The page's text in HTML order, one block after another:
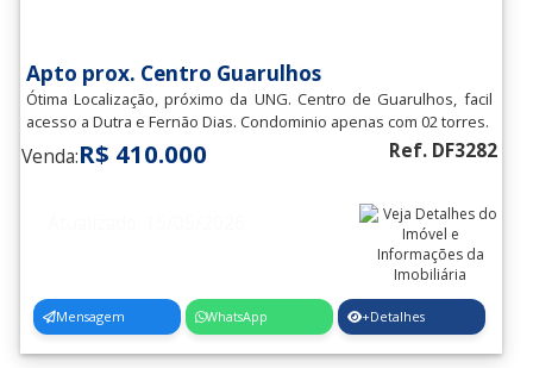
Apto prox. Centro Guarulhos
Ótima Localização, próximo da UNG. Centro de Guarulhos, facil
acesso a Dutra e Fernão Dias. Condominio apenas com 02 torres.
Venda:R$ 410.000 Ref. DF3282
Mensagem WhatsApp +Detalhes